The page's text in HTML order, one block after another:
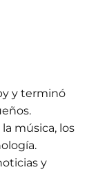
y terminó
música, los
y